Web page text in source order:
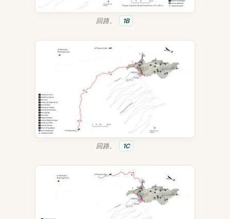
回路。 1B
回路。 1C